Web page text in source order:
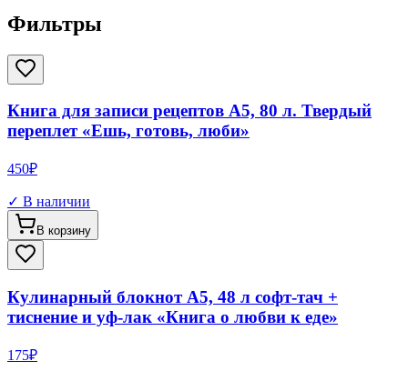
Фильтры
Книга для записи рецептов А5, 80 л. Твердый
переплет «Ешь, готовь, люби»
450₽
✓ В наличии
В корзину
Кулинарный блокнот А5, 48 л софт-тач +
тиснение и уф-лак «Книга о любви к еде»
175₽